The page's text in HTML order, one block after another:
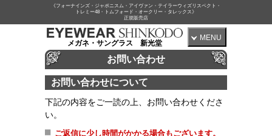
《フォーナインズ・ジャポニスム・アイヴァン・テイラーウィズリスペクト・
トレミー48・トムフォード・オークリー・タレックス》
正規販売店
メガネ・サングラス 新光堂
MENU
お問い合わせ
お問い合わせについて
下記の内容をご一読の上、お問い合わせくださ
い。
ご返信に少し時間がかかる場合もございます。